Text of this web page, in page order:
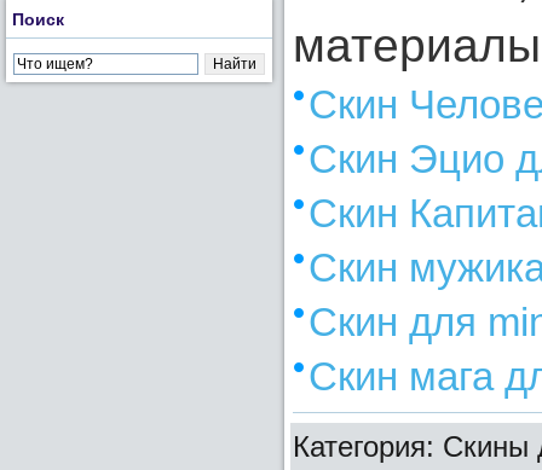
Поиск
материалы
Скин
Скин Эцио
Скин
Скин
Скин для
Скин мага
Категория: